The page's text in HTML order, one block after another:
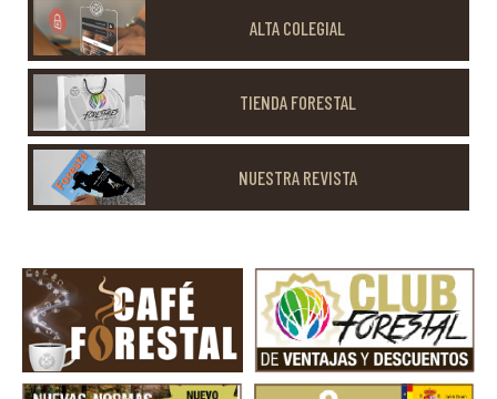
ALTA COLEGIAL
TIENDA FORESTAL
NUESTRA REVISTA